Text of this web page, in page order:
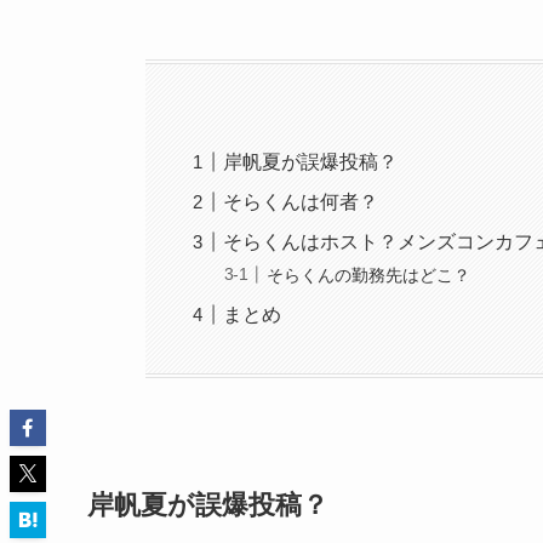
岸帆夏が誤爆投稿？
そらくんは何者？
そらくんはホスト？メンズコンカフ
そらくんの勤務先はどこ？
まとめ
岸帆夏が誤爆投稿？